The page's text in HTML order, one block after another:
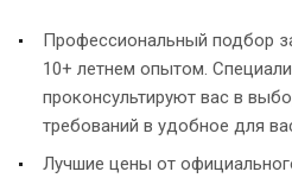
Профессиональный подбор
10+ летнем опытом.
проконсультируют вас в
требований в удобное для
Лучшие цены от